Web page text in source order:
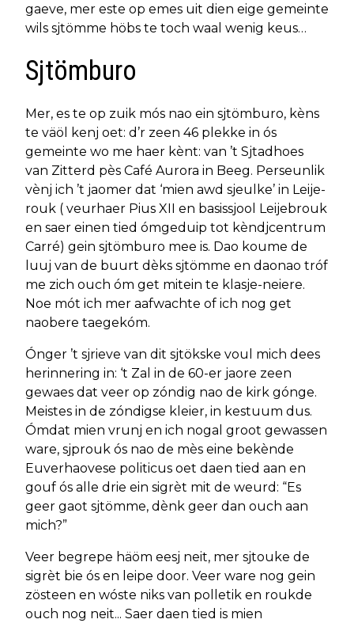
gaeve, mer este op emes uit dien eige gemeinte
wils sjtömme höbs te toch waal wenig keus…
Sjtömburo
Mer, es te op zuik mós nao ein sjtömburo, kèns
te väöl kenj oet: d’r zeen 46 plekke in ós
gemeinte wo me haer kènt: van ’t Sjtadhoes
van Zitterd pès Café Aurora in Beeg. Perseunlik
vènj ich ’t jaomer dat ‘mien awd sjeulke’ in Leije-
rouk ( veurhaer Pius XII en basissjool Leijebrouk
en saer einen tied ómgeduip tot kèndjcentrum
Carré) gein sjtömburo mee is. Dao koume de
luuj van de buurt dèks sjtömme en daonao tróf
me zich ouch óm get mitein te klasje-neiere.
Noe mót ich mer aafwachte of ich nog get
naobere taegekóm.
Ónger ’t sjrieve van dit sjtökske voul mich dees
herinnering in: ‘t Zal in de 60-er jaore zeen
gewaes dat veer op zóndig nao de kirk gónge.
Meistes in de zóndigse kleier, in kestuum dus.
Ómdat mien vrunj en ich nogal groot gewassen
ware, sjprouk ós nao de mès eine bekènde
Euverhaovese politicus oet daen tied aan en
gouf ós alle drie ein sigrèt mit de weurd: “Es
geer gaot sjtömme, dènk geer dan ouch aan
mich?”
Veer begrepe häöm eesj neit, mer sjtouke de
sigrèt bie ós en leipe door. Veer ware nog gein
zösteen en wóste niks van polletik en roukde
ouch nog neit... Saer daen tied is mien